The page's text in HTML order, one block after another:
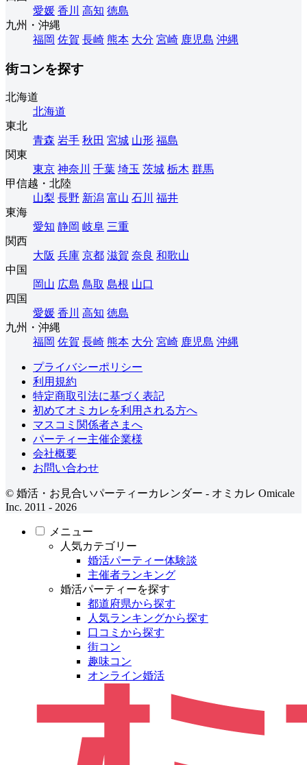
愛媛 香川 高知 徳島
九州・沖縄
福岡 佐賀 長崎 熊本 大分 宮崎 鹿児島 沖縄
街コンを探す
北海道
北海道
東北
青森 岩手 秋田 宮城 山形 福島
関東
東京 神奈川 千葉 埼玉 茨城 栃木 群馬
甲信越・北陸
山梨 長野 新潟 富山 石川
福井
東海
愛知 静岡 岐阜 三重
関西
大阪 兵庫 京都 滋賀 奈良 和歌山
中国
岡山 広島 鳥取 島根 山口
四国
愛媛 香川 高知 徳島
九州・沖縄
福岡 佐賀 長崎 熊本 大分 宮崎 鹿児島 沖縄
プライバシーポリシー
利用規約
特定商取引法に基づく表記
初めてオミカレを利用される方へ
マスコミ関係者さまへ
パーティー主催企業様
会社概要
お問い合わせ
© 婚活・お見合いパーティーカレンダー - オミカレ Omicale
Inc. 2011 - 2026
メニュー
人気カテゴリー
婚活パーティー体験談
主催者ランキング
婚活パーティーを探す
都道府県から探す
人気ランキングから探す
口コミから探す
街コン
趣味コン
オンライン婚活